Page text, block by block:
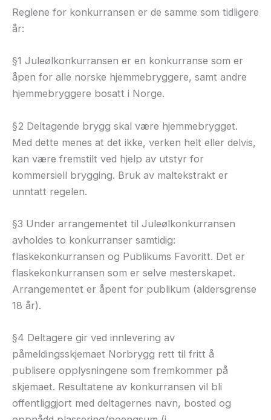
Reglene for konkurransen er de samme som tidligere
år:
§1 Juleølkonkurransen er en konkurranse som er
åpen for alle norske hjemmebryggere, samt andre
hjemmebryggere bosatt i Norge.
§2 Deltagende brygg skal være hjemmebrygget.
Med dette menes at det ikke, verken helt eller delvis,
kan være fremstilt ved hjelp av utstyr for
kommersiell brygging. Bruk av maltekstrakt er
unntatt regelen.
§3 Under arrangementet til Juleølkonkurransen
avholdes to konkurranser samtidig:
flaskekonkurransen og Publikums Favoritt. Det er
flaskekonkurransen som er selve mesterskapet.
Arrangementet er åpent for publikum (aldersgrense
18 år).
§4 Deltagere gir ved innlevering av
påmeldingsskjemaet Norbrygg rett til fritt å
publisere opplysningene som fremkommer på
skjemaet. Resultatene av konkurransen vil bli
offentliggjort med deltagernes navn, bosted og